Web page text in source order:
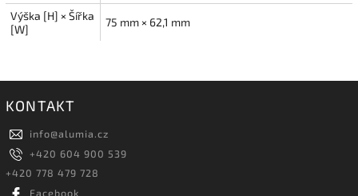
Výška [H] × Šířka
[W]
75 mm × 62,1 mm
KONTAKT
info@alumia.cz
+420 604 900 539
+420 778 479 728
Facebook